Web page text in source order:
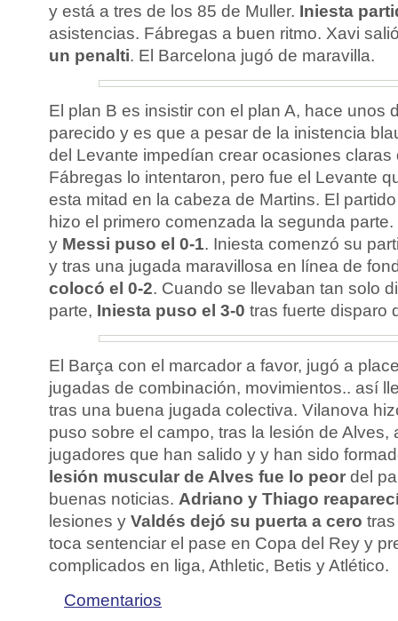
y está a tres de los 85 de Muller. Iniesta
asistencias. Fábregas a buen ritmo. Xavi
un penalti. El Barcelona jugó de maravilla.
El plan B es insistir con el plan A, hace unos
parecido y es que a pesar de la inistencia
del Levante impedían crear ocasiones claras
Fábregas lo intentaron, pero fue el Levante
esta mitad en la cabeza de Martins. El
hizo el primero comenzada la segunda
y Messi puso el 0-1. Iniesta comenzó su
y tras una jugada maravillosa en línea de
colocó el 0-2. Cuando se llevaban tan solo
parte, Iniesta puso el 3-0 tras fuerte disparo
El Barça con el marcador a favor, jugó a
jugadas de combinación, movimientos.. así
tras una buena jugada colectiva. Vilanova
puso sobre el campo, tras la lesión de Alves,
jugadores que han salido y y han sido
lesión muscular de Alves fue lo peor del
buenas noticias. Adriano y Thiago
lesiones y Valdés dejó su puerta a cero
toca sentenciar el pase en Copa del Rey y
complicados en liga, Athletic, Betis y Atlético.
Comentarios